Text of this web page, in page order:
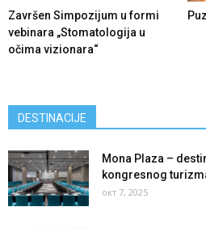
Završen Simpozijum u formi
vebinara „Stomatologija u
očima vizionara“
DESTINACIJE
Mona Plaza –
kongresnog
окт 7, 2025